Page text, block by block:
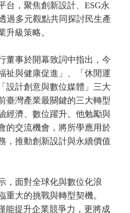
台，聚焦創新設計、ESG永
過多元觀點共同探討民生產
升級策略。
事於開幕致詞中指出，今
祉與健康促進」、「休閒運
設計創意與數位媒體」三大
臺灣產業最關鍵的三大轉型
經濟、數位躍升。他勉勵與
的交流機會，將所學應用於
，推動創新設計與永續價值
面對全球化與數位化浪
重大的挑戰與轉型契機。
能提升企業競爭力，更將成